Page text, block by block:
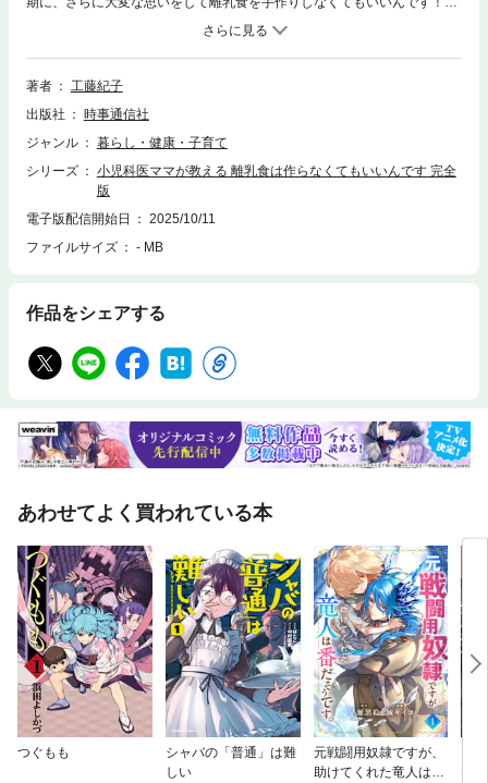
乳食作りから解放されれば、ママの笑顔が増えます。ママの笑顔が増えれ
ば、子どもはもっと笑うようになり、夜もよく眠るようになります。栄養
面で不足していたものが満たされ、情緒が安定すれば、元気で賢い子が育
ちます。2019年刊行の既刊『小児科医のママが教える 離乳食は作らなく
ンアップした完全版です。・多種多様に増えた「市販離乳食」の事例を追
加掲載。・改訂された「授乳・離乳の支援ガイドライン」（厚労省）に準
量引き上げ● 亜鉛に関する知見の更新● 「離乳食は食べなくてもいいんで
す」● 最新の栄養学の知見にもとづく情報● 「育児アンカー」の導入＊ ＊
＊あなたは最高のママ！今日も頑張っててえらい！ とっても小さい赤ち
ゃん。 ご自身の命をかけて出産しました。本当に大変でしたよね。 そ
して生まれた小さな命を守るべく、何としてでも命を絶やさないように、
らなかなか誰も褒めてはくれません。 それが生まれてから4～5カ月続
そんな大変な時期に、さらに大変な思いをして離乳食を手作りしなくて
もいいんです！ そして、もしお子さんが離乳食をなかなか食べてくれな
康と成長を考えた栄養満点の離乳食を一から作ろうとして、あなたが無理
にがんばらなくてもだいじょうぶなのです。 あなたはすでに素晴らしい
お母さんです！ 最高のママです！ この本を手に取ってくださった時点
言うことなしです。 今日も頑張っていて、えらい！（コウペンちゃんで
罪悪感から解放されれば、ママの笑顔が増えます。 ママの笑顔が増えれ
ば、子どもはもっと笑うようになり、夜もよく眠るようになります。栄養
面で不足していたものが満たされ、情じょう緒ちょが安定すれば、元気で
心豊かな子が育ちます。 そして、最初のスタートがうまく切れれば、そ
の後の育児はよりスムーズに進みます。もう、よいことづくしです。
（「はじめに」より）＊ ＊ ＊市販の離乳食を使うのは「手抜き」ではあ
りません。「息抜きに使うもの」でもありません。「罪悪感を持って使う
もの」でもありません。それは、「衛生面、安全面、栄養面」に配慮し、
子どもとハッピーに過ごす時間を確保するために、あえて選ぶ前向きな選
択なのです。どうぞ、堂々と胸を張って市販の離乳食を与えてください。
（「おわりに」より）＊ ＊ ＊［もくじ］PART1 「心が折れそうです」
と泣きだすママたち「心が折れそうです」「長い間眠れていないんです」
著者
工藤紀子
出版社
時事通信社
ジャンル
暮らし・健康・子育て
シリーズ
小児科医ママが教える 離乳食は作らなくてもいいんです 完全
版
電子版配信開始日
2025/10/11
ファイルサイズ
- MB
作品をシェアする
あわせてよく買われている本
つぐもも
シャバの「普通」は難
しい
元戦闘用奴隷ですが、
助けてくれた竜人は番
な